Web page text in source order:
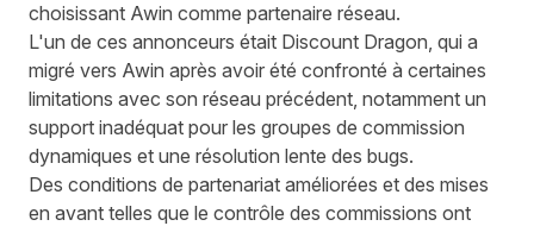
choisissant Awin comme partenaire réseau.
L'un de ces annonceurs était Discount Dragon, qui a
migré vers Awin après avoir été confronté à certaines
limitations avec son réseau précédent, notamment un
support inadéquat pour les groupes de commission
dynamiques et une résolution lente des bugs.
Des conditions de partenariat améliorées et des mises
en avant telles que le contrôle des commissions ont